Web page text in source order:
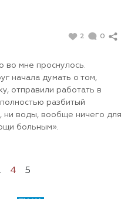
2 0
во мне проснулось.
начала думать о том,
отправили работать в
разбитый
ни воды, вообще ничего для
больным».
4 5